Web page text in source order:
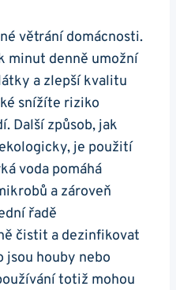
větrání domácnosti.
minut denně umožní
a zlepší kvalitu
snížíte riziko
Další způsob, jak
je použití
voda pomáhá
a zároveň
řadě
čistit a dezinfikovat
jsou houby nebo
totiž mohou